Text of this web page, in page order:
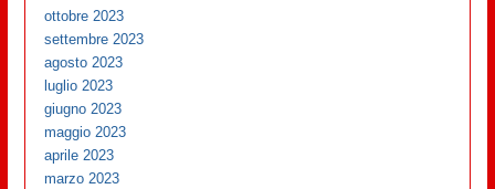
ottobre 2023
settembre 2023
agosto 2023
luglio 2023
giugno 2023
maggio 2023
aprile 2023
marzo 2023